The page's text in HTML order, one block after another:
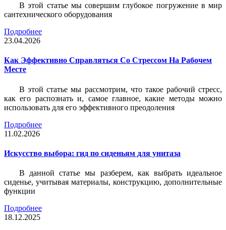
В этой статье мы совершим глубокое погружение в мир
сантехнического оборудования
Подробнее
23.04.2026
Как Эффективно Справляться Со Стрессом На Рабочем
Месте
В этой статье мы рассмотрим, что такое рабочий стресс,
как его распознать и, самое главное, какие методы можно
использовать для его эффективного преодоления
Подробнее
11.02.2026
Искусство выбора: гид по сиденьям для унитаза
В данной статье мы разберем, как выбрать идеальное
сиденье, учитывая материалы, конструкцию, дополнительные
функции
Подробнее
18.12.2025